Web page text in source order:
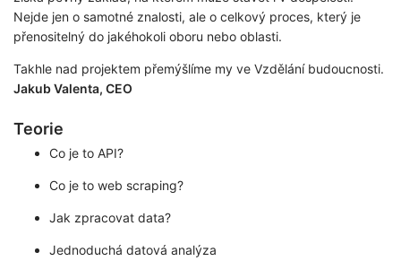
Nejde jen o samotné znalosti, ale o celkový proces, který je
přenositelný do jakéhokoli oboru nebo oblasti.
Takhle nad projektem přemýšlíme my ve Vzdělání budoucnosti.
Jakub Valenta, CEO
Teorie
Co je to API?
Co je to web scraping?
Jak zpracovat data?
Jednoduchá datová analýza